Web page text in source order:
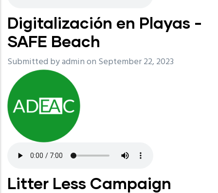
Digitalización en Playas -
SAFE Beach
Submitted byadminon September 22, 2023
Litter Less Campaign